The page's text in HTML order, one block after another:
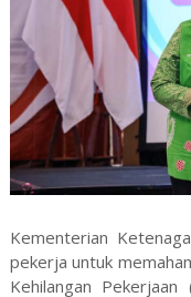
Kementerian
pekerja untuk
Kehilangan